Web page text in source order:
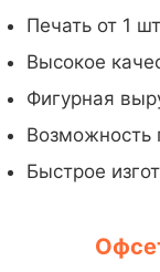
Печать от 1
Высокое
Фигурная
Возможность
Быстрое